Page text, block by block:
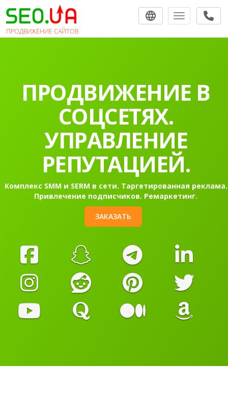
ПРОДВИЖЕНИЕ САЙТОВ
Toggle
ПРОДВИЖЕНИЕ В
СОЦСЕТЯХ.
УПРАВЛЕНИЕ
РЕПУТАЦИЕЙ.
Комплекс SMM и SERM в сети. Таргетированная реклама.
Привлечение подписчиков. Ремаркетинг.
ЗАКАЗАТЬ